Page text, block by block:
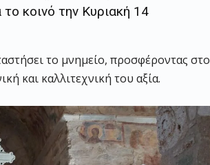
το κοινό την Κυριακή 14
το μνημείο, προσφέροντας στο
και καλλιτεχνική του αξία.